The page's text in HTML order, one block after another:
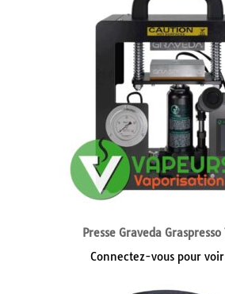
Presse Graveda
Connectez-vous pour